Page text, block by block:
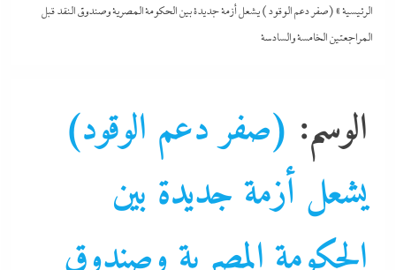
الرئيسية»(صفر دعم الوقود) يشعل أزمة جديدة بين الحكومة المصرية وصندوق النقد قبل
المراجعتين الخامسة والسادسة
الوسم: (صفر دعم الوقود)
يشعل أزمة جديدة بين
اقتصاد البيزنس
التحليل اللحظي